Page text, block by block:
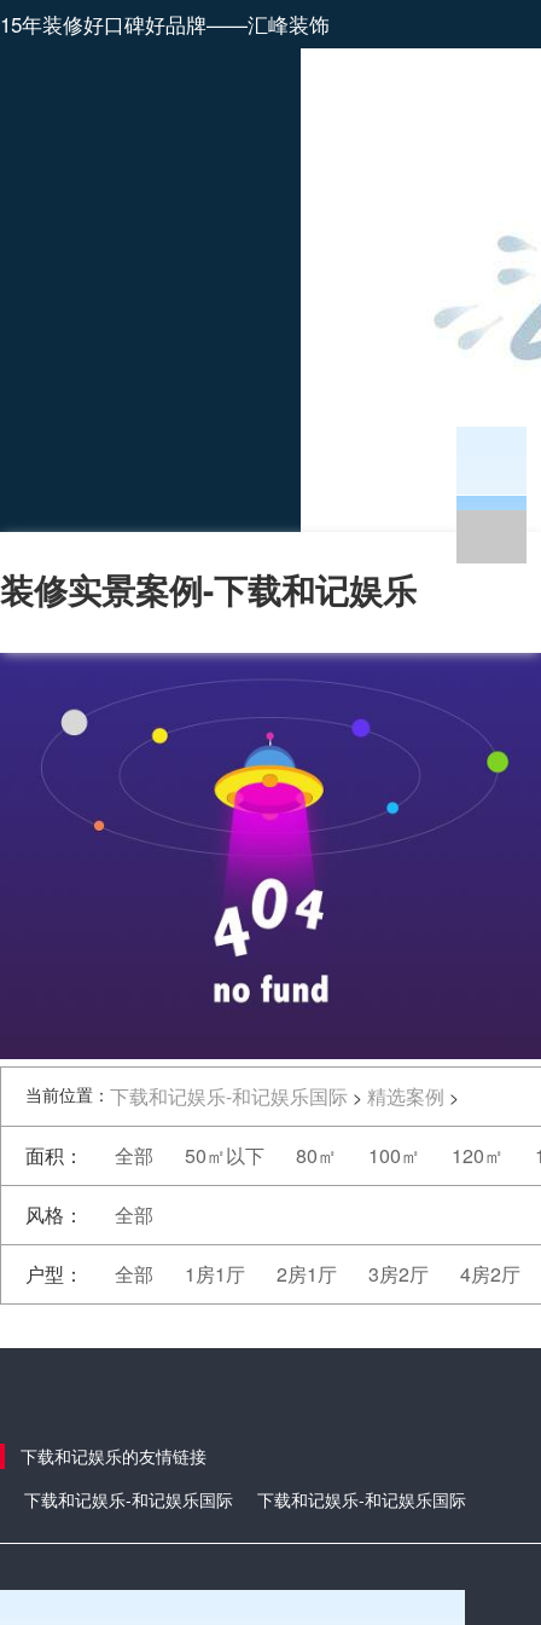
15年装修好口碑好品牌——汇峰装饰
装修实景案例-下载和记娱乐
当前位置： 下载和记娱乐-和记娱乐国际 > 精选案例 >
面积： 全部 50㎡以下 80㎡ 100㎡ 120㎡
风格： 全部
户型： 全部 1房1厅 2房1厅 3房2厅 4房2厅
下载和记娱乐的友情链接
下载和记娱乐-和记娱乐国际
下载和记娱乐-和记娱乐国际